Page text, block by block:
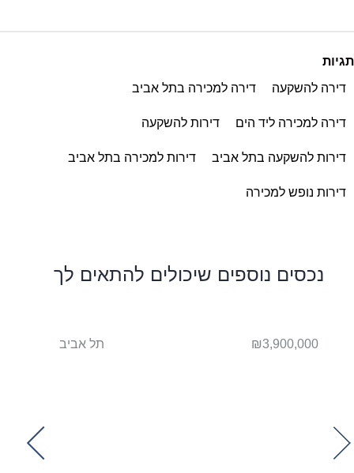
תגיות
דירה להשקעה
דירה למכירה בתל אביב
דירה למכירה ליד הים דירות להשקעה
דירות להשקעה בתל אביב דירות למכירה בתל אביב
דירות נופש למכירה
נכסים נוספים שיכולים להתאים לך
₪3,900,000 תל אביב